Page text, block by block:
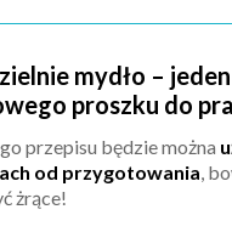
mydło –
proszku do
przepisu będzie można
od przygotowania,
żrące!